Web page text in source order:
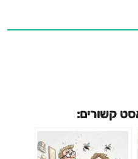
קשורים: